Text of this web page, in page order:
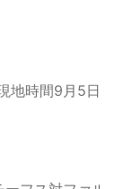
地時間9月5日